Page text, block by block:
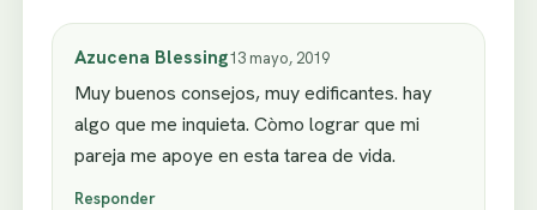
Azucena Blessing13 mayo, 2019
Muy buenos consejos, muy edificantes. hay
algo que me inquieta. Còmo lograr que mi
pareja me apoye en esta tarea de vida.
Responder